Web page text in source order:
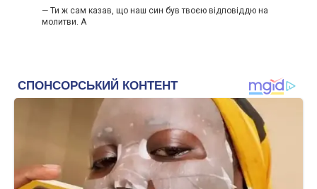
— Ти ж сам казав, що наш син був твоєю відповіддю на
молитви. А